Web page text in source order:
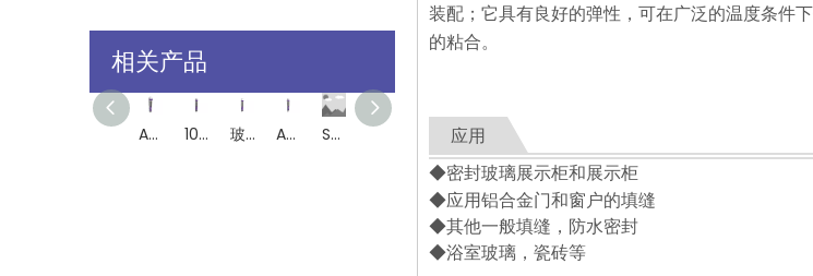
相关产品
AS38高温垫片制造商密封剂用于汽车 100％有机硅高性能治疗密封剂，超清晰，黑色 玻璃和铝合金310ml墨盒的AA750乙乙酮硅胶密封剂 AA400快速固化乙酰毒性固化硅胶密封剂用于玻璃和铝合金 SS2610酸性硅酮玻璃密封胶 SS2610 一份酸性硅酮玻璃密封胶适用于密封水族箱结构和工业应用 SS2604单组份酸性硅酮玻璃密封胶用于门窗玻璃粘接装配
装配；它具有良好的弹性，可在广泛的温度条件
的粘合。
应用
◆密封玻璃展示柜和展示柜
◆应用铝合金门和窗户的填缝
◆其他一般填缝，防水密封
◆浴室玻璃，瓷砖等